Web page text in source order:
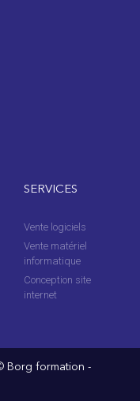
SERVICES
Vente logiciels
Vente matériel
informatique
Conception site
internet
formation -